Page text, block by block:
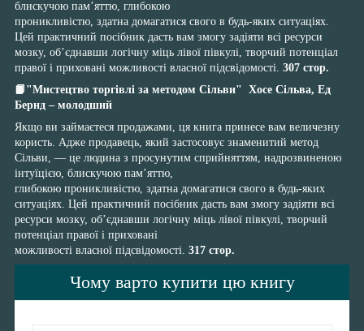
блискучою пам’яттю, глибокою
проникливістю, здатна домагатися свого в будь-яких ситуаціях.
Цей практичний посібник дасть вам змогу задіяти всі ресурси
мозку, об’єднавши логічну міць лівої півкулі, творчий потенціал
правої і приховані можливості власної підсвідомості. 307 стор.
📙"Мистецтво торгівлі за методом Сільви" Хосе Сільва, Ед
Бернд – молодший
Якщо ви займаєтеся продажами, ця книга принесе вам величезну
користь. Адже продавець, який застосовує знаменитий метод
Сільви, — це людина з просунутим сприйняттям, надрозвиненою
інтуїцією, блискучою пам’яттю,
глибокою проникливістю, здатна домагатися свого в будь-яких
ситуаціях. Цей практичний посібник дасть вам змогу задіяти всі
ресурси мозку, об’єднавши логічну міць лівої півкулі, творчий
потенціал правої і приховані
можливості власної підсвідомості. 317 стор.
Чому варто купити цю книгу